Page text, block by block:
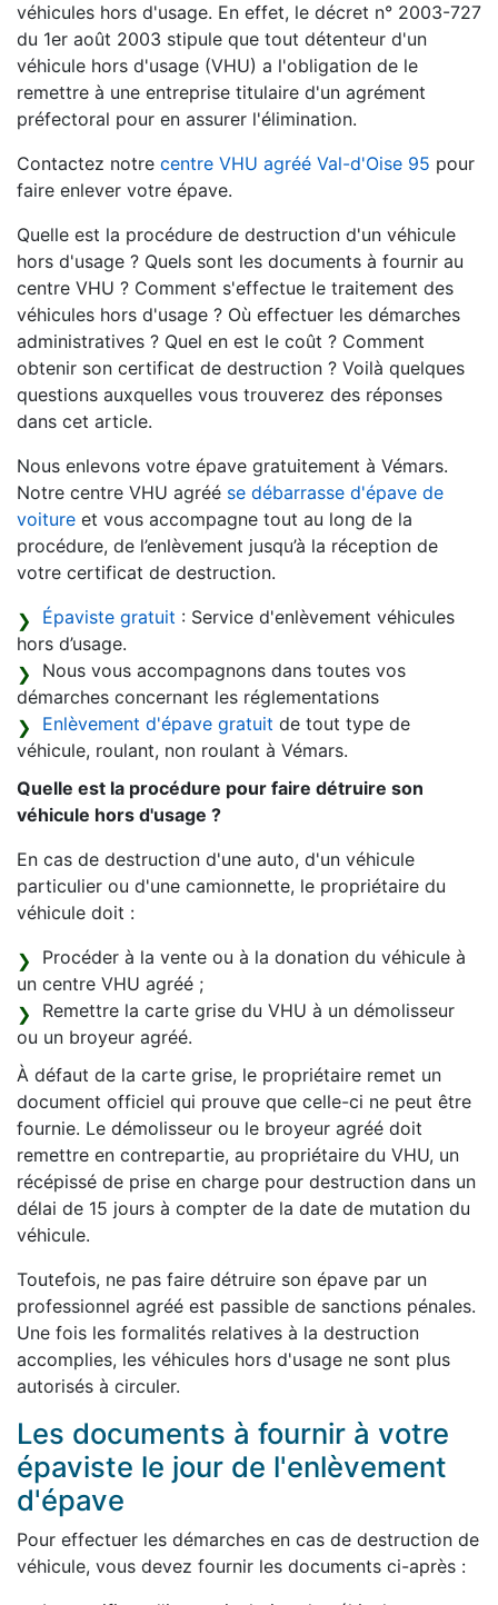
véhicules hors d'usage. En effet, le décret n° 2003-727
du 1er août 2003 stipule que tout détenteur d'un
véhicule hors d'usage (VHU) a l'obligation de le
remettre à une entreprise titulaire d'un agrément
préfectoral pour en assurer l'élimination.
Contactez notre centre VHU agréé Val-d'Oise 95 pour
faire enlever votre épave.
Quelle est la procédure de destruction d'un véhicule
hors d'usage ? Quels sont les documents à fournir au
centre VHU ? Comment s'effectue le traitement des
véhicules hors d'usage ? Où effectuer les démarches
administratives ? Quel en est le coût ? Comment
obtenir son certificat de destruction ? Voilà quelques
questions auxquelles vous trouverez des réponses
dans cet article.
Nous enlevons votre épave gratuitement à Vémars.
Notre centre VHU agréé se débarrasse d'épave de
voiture et vous accompagne tout au long de la
procédure, de l’enlèvement jusqu’à la réception de
votre certificat de destruction.
Épaviste gratuit : Service d'enlèvement véhicules
hors d’usage.
Nous vous accompagnons dans toutes vos
démarches concernant les réglementations
Enlèvement d'épave gratuit de tout type de
véhicule, roulant, non roulant à Vémars.
Quelle est la procédure pour faire détruire son
véhicule hors d'usage ?
En cas de destruction d'une auto, d'un véhicule
particulier ou d'une camionnette, le propriétaire du
véhicule doit :
Procéder à la vente ou à la donation du véhicule à
un centre VHU agréé ;
Remettre la carte grise du VHU à un démolisseur
ou un broyeur agréé.
À défaut de la carte grise, le propriétaire remet un
document officiel qui prouve que celle-ci ne peut être
fournie. Le démolisseur ou le broyeur agréé doit
remettre en contrepartie, au propriétaire du VHU, un
récépissé de prise en charge pour destruction dans un
délai de 15 jours à compter de la date de mutation du
véhicule.
Toutefois, ne pas faire détruire son épave par un
professionnel agréé est passible de sanctions pénales.
Une fois les formalités relatives à la destruction
accomplies, les véhicules hors d'usage ne sont plus
autorisés à circuler.
Les documents à fournir à votre
épaviste le jour de l'enlèvement
d'épave
Pour effectuer les démarches en cas de destruction de
véhicule, vous devez fournir les documents ci-après :